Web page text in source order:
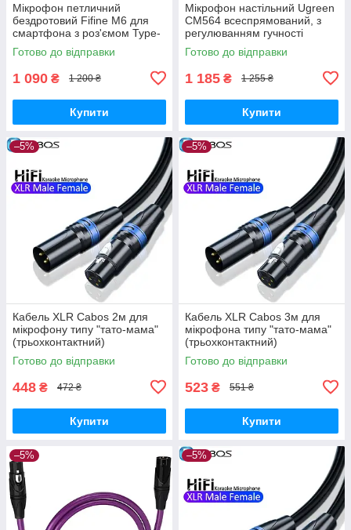
Мікрофон петличний
бездротовий Fifine M6 для
смартфона з роз'ємом Type-
C
Готово до відправки
1 090 ₴ 1 200 ₴
Купити
Мікрофон настільний Ugreen
CM564 всеспрямований, з
регулюванням гучності
(90416)
Готово до відправки
1 185 ₴ 1 255 ₴
Купити
–5%
Кабель XLR Cabos 2м для
мікрофону типу "тато-мама"
(трьохконтактний)
Готово до відправки
448 ₴ 472 ₴
Купити
–5%
Кабель XLR Cabos 3м для
мікрофона типу "тато-мама"
(трьохконтактний)
Готово до відправки
523 ₴ 551 ₴
Купити
–5% –5%